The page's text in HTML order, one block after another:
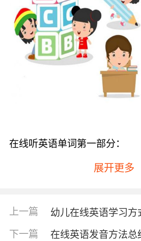
在线听英语单词第一部分：
the表示那个、be表示是、of
they表示他们、I表示我、with
同样地、not表示不、on表示
at表示在、by表示通过、this
展开更多
上一篇 幼儿在线英语学习方
下一篇 在线英语发音方法总